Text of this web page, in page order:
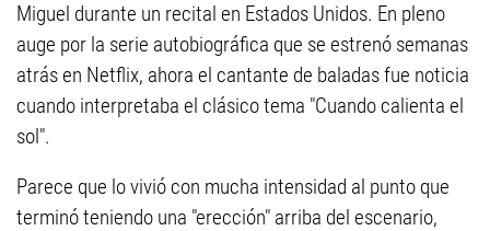
Miguel durante un recital en Estados Unidos. En pleno
auge por la serie autobiográfica que se estrenó semanas
atrás en Netflix, ahora el cantante de baladas fue noticia
cuando interpretaba el clásico tema "Cuando calienta el
sol".
Parece que lo vivió con mucha intensidad al punto que
terminó teniendo una "erección" arriba del escenario,